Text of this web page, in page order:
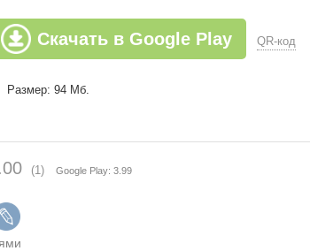
Скачать в Google Play QR-код
Размер: 94 Мб.
(1) Google Play: 3.99